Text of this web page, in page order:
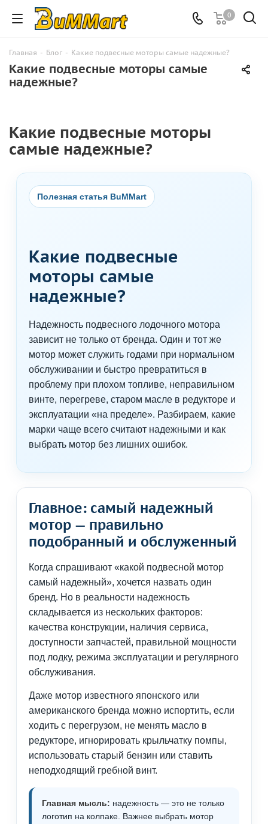
0
Главная - Блог - Какие подвесные моторы самые надежные?
Какие подвесные моторы самые
надежные?
Какие подвесные моторы
самые надежные?
Полезная статья BuMMart
Какие подвесные
моторы самые
надежные?
Надежность подвесного лодочного мотора
зависит не только от бренда. Один и тот же
мотор может служить годами при нормальном
обслуживании и быстро превратиться в
проблему при плохом топливе, неправильном
винте, перегреве, старом масле в редукторе и
эксплуатации «на пределе». Разбираем, какие
марки чаще всего считают надежными и как
выбрать мотор без лишних ошибок.
Главное: самый надежный
мотор — правильно
подобранный и обслуженный
Когда спрашивают «какой подвесной мотор
самый надежный», хочется назвать один
бренд. Но в реальности надежность
складывается из нескольких факторов:
качества конструкции, наличия сервиса,
доступности запчастей, правильной мощности
под лодку, режима эксплуатации и регулярного
обслуживания.
Даже мотор известного японского или
американского бренда можно испортить, если
ходить с перегрузом, не менять масло в
редукторе, игнорировать крыльчатку помпы,
использовать старый бензин или ставить
неподходящий гребной винт.
Главная мысль: надежность — это не только
логотип на колпаке. Важнее выбрать мотор